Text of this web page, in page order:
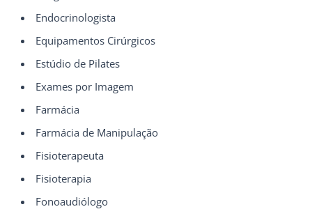
Endocrinologista
Equipamentos Cirúrgicos
Estúdio de Pilates
Exames por Imagem
Farmácia
Farmácia de Manipulação
Fisioterapeuta
Fisioterapia
Fonoaudiólogo